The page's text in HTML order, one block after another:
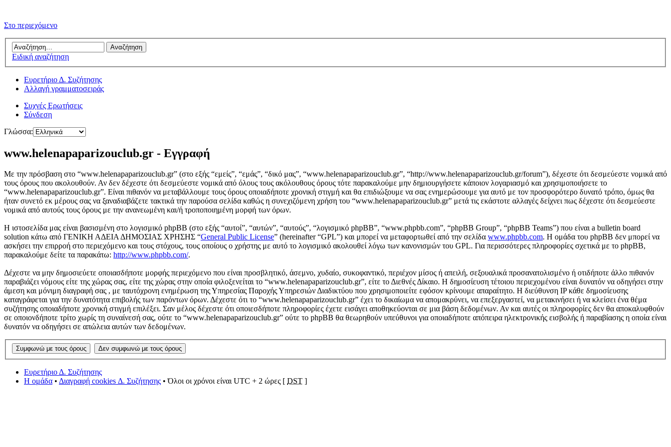
Στο περιεχόμενο
Ειδική αναζήτηση
Ευρετήριο Δ. Συζήτησης
Αλλαγή γραμματοσειράς
Συχνές Ερωτήσεις
Σύνδεση
Γλώσσα:
www.helenapaparizouclub.gr - Εγγραφή
Με την πρόσβαση στο “www.helenapaparizouclub.gr” (στο εξής “εμείς”, “εμάς”, “δικό μας”, “www.helenapaparizouclub.gr”, “http://www.helenapaparizouclub.gr/forum”), δέχεστε ότι δεσμεύεστε νομικά από
τους όρους που ακολουθούν. Αν δεν δέχεστε ότι δεσμεύεστε νομικά από όλους τους ακόλουθους όρους τότε παρακαλούμε μην δημιουργήσετε κάποιον λογαριασμό και χρησιμοποιήσετε το
“www.helenapaparizouclub.gr”. Είναι πιθανόν να μεταβάλλουμε τους όρους οποιαδήποτε χρονική στιγμή και θα επιδιώξουμε να σας ενημερώσουμε για αυτό με τον προσφορότερο δυνατό τρόπο, όμως θα
ήταν συνετό εκ μέρους σας να ξαναδιαβάζετε τακτικά την παρούσα σελίδα καθώς η συνεχιζόμενη χρήση του “www.helenapaparizouclub.gr” μετά τις εκάστοτε αλλαγές δείχνει πως δέχεστε ότι δεσμεύεστε
νομικά από αυτούς τους όρους με την ανανεωμένη και/ή τροποποιημένη μορφή των όρων.
Η ιστοσελίδα μας είναι βασισμένη στο λογισμικό phpBB (στο εξής “αυτοί”, “αυτών”, “αυτούς”, “λογισμικό phpBB”, “www.phpbb.com”, “phpBB Group”, “phpBB Teams”) που είναι a bulletin board
solution κάτω από ΓΕΝΙΚΗ ΑΔΕΙΑ ΔΗΜΟΣΙΑΣ ΧΡΗΣΗΣ “General Public License” (hereinafter “GPL”) και μπορεί να μεταφορτωθεί από την σελίδα www.phpbb.com. Η ομάδα του phpBB δεν μπορεί να
ασκήσει την επιρροή στο περιεχόμενο και τους στόχους, τους οποίους ο χρήστης με αυτό το λογισμικό ακολουθεί λόγω των κανονισμών του GPL. Για περισσότερες πληροφορίες σχετικά με το phpBB,
παρακαλούμε δείτε τα παρακάτω: http://www.phpbb.com/.
Δέχεστε να μην δημοσιεύετε οποιασδήποτε μορφής περιεχόμενο που είναι προσβλητικό, άσεμνο, χυδαίο, συκοφαντικό, περιέχον μίσος ή απειλή, σεξουαλικά προσανατολισμένο ή οτιδήποτε άλλο πιθανόν
παραβιάζει νόμους είτε της χώρας σας, είτε της χώρας στην οποία φιλοξενείται το “www.helenapaparizouclub.gr”, είτε το Διεθνές Δίκαιο. Η δημοσίευση τέτοιου περιεχομένου είναι δυνατόν να οδηγήσει στην
άμεση και μόνιμη διαγραφή σας , με ταυτόχρονη ενημέρωση της Υπηρεσίας Παροχής Υπηρεσιών Διαδικτύου που χρησιμοποιείτε εφόσον κρίνουμε απαραίτητο. Η διεύθυνση IP κάθε δημοσίευσης
καταγράφεται για την δυνατότητα επιβολής των παρόντων όρων. Δέχεστε ότι το “www.helenapaparizouclub.gr” έχει το δικαίωμα να απομακρύνει, να επεξεργαστεί, να μετακινήσει ή να κλείσει ένα θέμα
συζήτησης οποιαδήποτε χρονική στιγμή επιλέξει. Σαν μέλος δέχεστε ότι οποιεσδήποτε πληροφορίες έχετε εισάγει αποθηκεύονται σε μια βάση δεδομένων. Αν και αυτές οι πληροφορίες δεν θα αποκαλυφθούν
σε οποιονδήποτε τρίτο χωρίς τη συναίνεσή σας, ούτε το “www.helenapaparizouclub.gr” ούτε το phpBB θα θεωρηθούν υπεύθυνοι για οποιαδήποτε απόπειρα ηλεκτρονικής εισβολής ή παραβίασης η οποία είναι
δυνατόν να οδηγήσει σε απώλεια αυτών των δεδομένων.
Ευρετήριο Δ. Συζήτησης
Η ομάδα • Διαγραφή cookies Δ. Συζήτησης • Όλοι οι χρόνοι είναι UTC + 2 ώρες [ DST ]